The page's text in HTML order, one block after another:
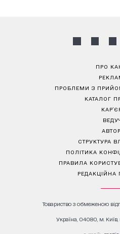
ПРО
ПРОБЛЕМИ З
КАТАЛОГ
СТРУКТУРА
ПОЛІТИКА
ПРАВИЛА
РЕДАКЦІЙНА
Товариство з обмеженою
Україна, 04080, м. Київ,